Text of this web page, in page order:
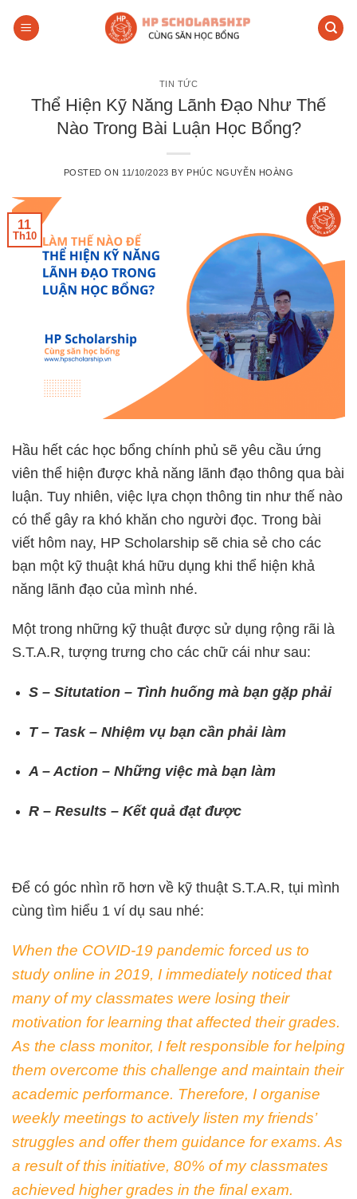
TIN TỨC
Thể Hiện Kỹ Năng Lãnh Đạo Như Thế
Nào Trong Bài Luận Học Bổng?
POSTED ON 11/10/2023 BY PHÚC NGUYỄN HOÀNG
11
Th10
Hầu hết các học bổng chính phủ sẽ yêu cầu ứng
viên thể hiện được khả năng lãnh đạo thông qua bài
luận. Tuy nhiên, việc lựa chọn thông tin như thế nào
có thể gây ra khó khăn cho người đọc. Trong bài
viết hôm nay, HP Scholarship sẽ chia sẻ cho các
bạn một kỹ thuật khá hữu dụng khi thể hiện khả
năng lãnh đạo của mình nhé.
Một trong những kỹ thuật được sử dụng rộng rãi là
S.T.A.R, tượng trưng cho các chữ cái như sau:
S – Situtation – Tình huống mà bạn gặp phải
T – Task – Nhiệm vụ bạn cần phải làm
A – Action – Những việc mà bạn làm
R – Results – Kết quả đạt được
Để có góc nhìn rõ hơn về kỹ thuật S.T.A.R, tụi mình
cùng tìm hiểu 1 ví dụ sau nhé:
When the COVID-19 pandemic forced us to
study online in 2019, I immediately noticed that
many of my classmates were losing their
motivation for learning that affected their grades.
As the class monitor, I felt responsible for helping
them overcome this challenge and maintain their
academic performance. Therefore, I organise
weekly meetings to actively listen my friends’
struggles and offer them guidance for exams. As
a result of this initiative, 80% of my classmates
achieved higher grades in the final exam.